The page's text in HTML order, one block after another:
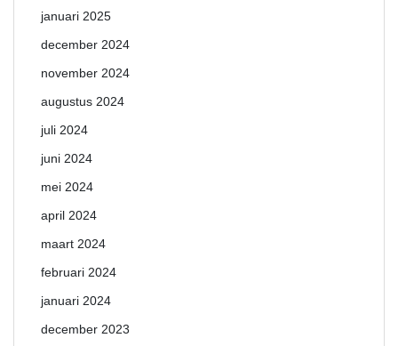
januari 2025
december 2024
november 2024
augustus 2024
juli 2024
juni 2024
mei 2024
april 2024
maart 2024
februari 2024
januari 2024
december 2023